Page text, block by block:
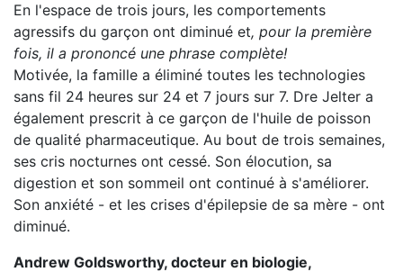
En l'espace de trois jours, les comportements
agressifs du garçon ont diminué et, pour la première
fois, il a prononcé une phrase complète!
Motivée, la famille a éliminé toutes les technologies
sans fil 24 heures sur 24 et 7 jours sur 7. Dre Jelter a
également prescrit à ce garçon de l'huile de poisson
de qualité pharmaceutique. Au bout de trois semaines,
ses cris nocturnes ont cessé. Son élocution, sa
digestion et son sommeil ont continué à s'améliorer.
Son anxiété - et les crises d'épilepsie de sa mère - ont
diminué.
Andrew Goldsworthy, docteur en biologie,